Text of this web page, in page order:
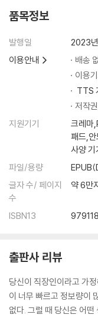
chapter 7 모델화해서 말
모델을 사용해서 말하라
프로스펙트 이론이란?
타메스에 선수의 평균회
설명에 활용할 모델 비축
거슬리는 말 & 따분한 말
사실이 아니라 사실인 것
토요타 아키오 사장과 이
‘수학적 화법’을 수학적
글을 마치며
품목정보
발행일
2023
이용안내
배송
이용
TTS
저작
지원기기
크레마
패드,
사양
파일/용량
글자 수/ 페이지
수
약 6만
ISBN13
출판사 리뷰
당신이 직장인이라고 가
이 너무 빠르고 정보량이
없다. 그럴 때 당신은 어